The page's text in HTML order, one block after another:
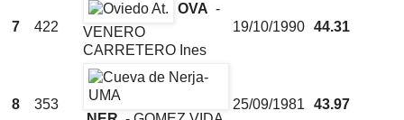
7 422
OVA -
VENERO
CARRETERO Ines
19/10/1990 44.31
8
353
25/09/1981 43.97